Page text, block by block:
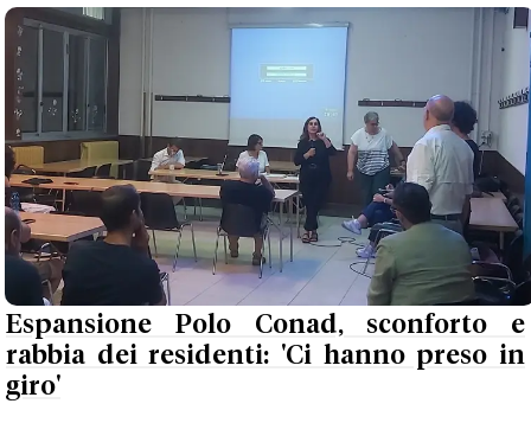
Espansione Polo Conad, sconforto e
rabbia dei residenti: 'Ci hanno preso in
giro'